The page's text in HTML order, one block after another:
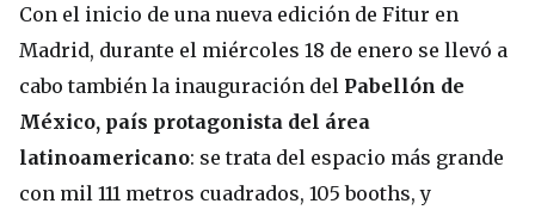
Con el inicio de una nueva edición de Fitur en
Madrid, durante el miércoles 18 de enero se llevó a
cabo también la inauguración del Pabellón de
México, país protagonista del área
latinoamericano: se trata del espacio más grande
con mil 111 metros cuadrados, 105 booths, y